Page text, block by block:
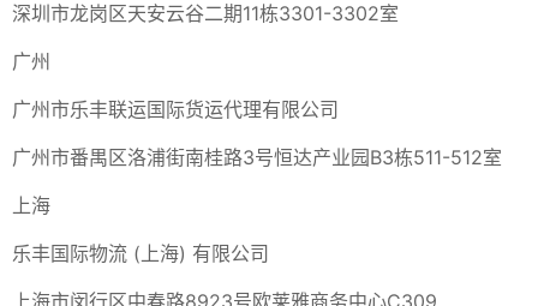
深圳市龙岗区天安云谷二期11栋3301-3302室
广州
广州市乐丰联运国际货运代理有限公司
广州市番禺区洛浦街南桂路3号恒达产业园B3栋511-512室
上海
乐丰国际物流 (上海) 有限公司
上海市闵行区中春路8923号欧莱雅商务中心C309